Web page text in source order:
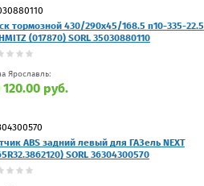
тормозной 430/290x45/168.5 n10-335-22.5
(017870) SORL 35030880110
Ярославль:
120.00 руб.
ABS задний левый для ГАЗель NEXT
SORL 36304300570